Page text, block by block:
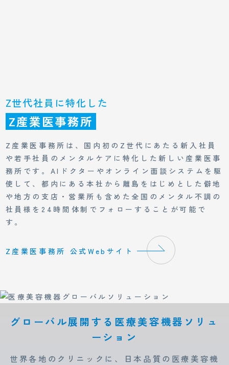
Z世代社員に特化した
Z産業医事務所
Z産業医事務所は、国内初のZ世代にあたる新入社員
や若手社員のメンタルケアに特化した新しい産業医事
務所です。AIドクターやオンライン面談システムを駆
使して、都内にある本社から離島をはじめとした僻地
や地方の支店・営業所も含めた全国のメンタル不調の
社員様を24時間体制でフォローすることが可能で
す。
Z産業医事務所 公式Webサイト
グローバル展開する医療美容機器ソリュ
ーション
世界各地のクリニックに、日本品質の医療美容機